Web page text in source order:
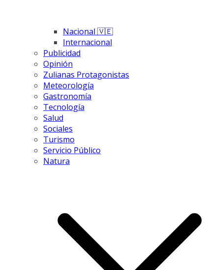
Nacional 🇻🇪
Internacional
Publicidad
Opinión
Zulianas Protagonistas
Meteorología
Gastronomía
Tecnología
Salud
Sociales
Turismo
Servicio Público
Natura